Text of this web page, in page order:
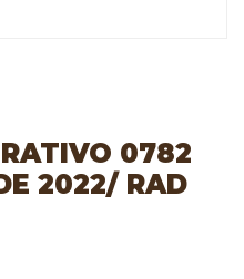
0782
2022/ RAD